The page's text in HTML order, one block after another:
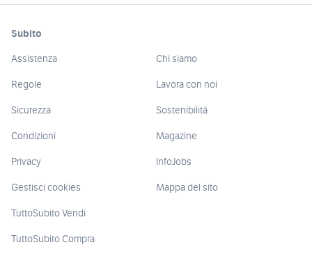
Subito
Assistenza
Regole
Sicurezza
Condizioni
Privacy
Gestisci cookies
TuttoSubito Vendi
TuttoSubito Compra
Chi siamo
Lavora con noi
Sostenibilità
Magazine
InfoJobs
Mappa del sito